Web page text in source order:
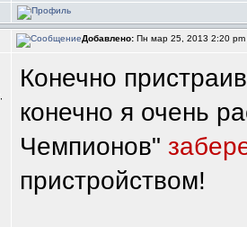
Добавлено: Пн мар 25, 2013 2:20 pm
Конечно
конечно я очень
Чемпионов"
пристройством!